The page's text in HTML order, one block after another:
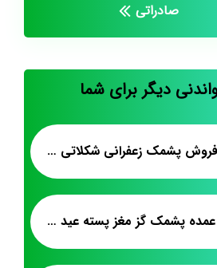
صادراتی
دیگر برای شما
قیمت فروش پشمک زعفرانی شکلاتی فله
فروش عمده پشمک گز مغز پسته عید نوروز